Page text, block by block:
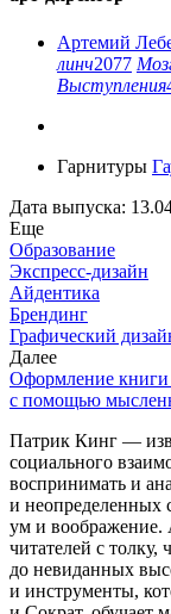
Артемий
линч2077
Выступления
Гарнитуры
Дата выпуска:
Еще
Образование
Экспресс-дизайн
Айдентика
Брендинг
Графический
Далее
Оформление книги
с помощью
Патрик Кинг —
социального
воспринимать и
и неопределенных
ум и воображение.
читателей с
до невиданных
и инструменты,